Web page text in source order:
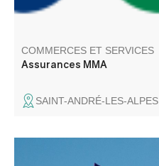
COMMERCES ET SERVICES
Assurances MMA
SAINT-ANDRÉ-LES-ALPES